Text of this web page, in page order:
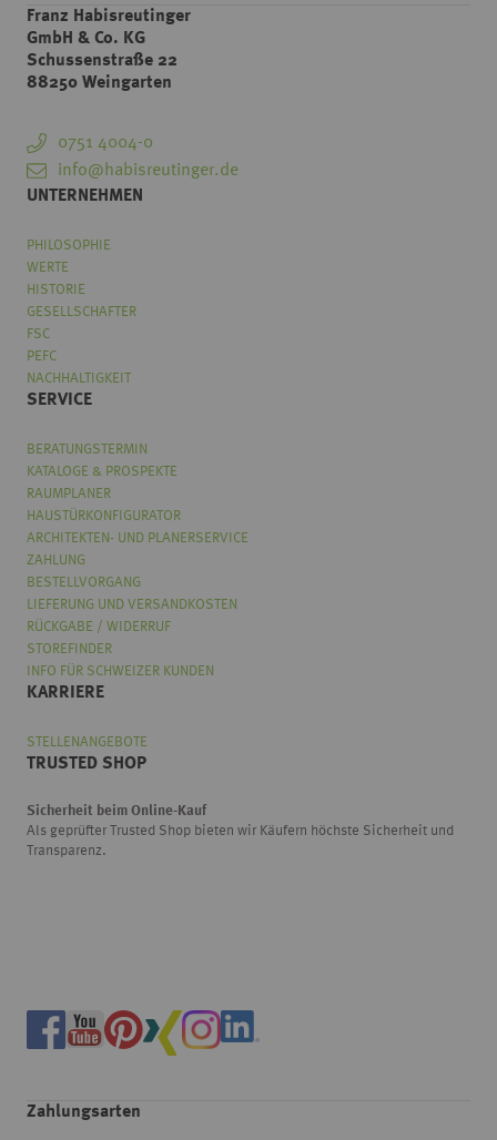
Franz Habisreutinger
GmbH & Co. KG
Schussenstraße 22
88250 Weingarten
0751 4004-0
info@habisreutinger.de
UNTERNEHMEN
PHILOSOPHIE
WERTE
HISTORIE
GESELLSCHAFTER
FSC
PEFC
NACHHALTIGKEIT
SERVICE
BERATUNGSTERMIN
KATALOGE & PROSPEKTE
RAUMPLANER
HAUSTÜRKONFIGURATOR
ARCHITEKTEN- UND PLANERSERVICE
ZAHLUNG
BESTELLVORGANG
LIEFERUNG UND VERSANDKOSTEN
RÜCKGABE / WIDERRUF
STOREFINDER
INFO FÜR SCHWEIZER KUNDEN
KARRIERE
STELLENANGEBOTE
TRUSTED SHOP
Sicherheit beim Online-Kauf
Als geprüfter Trusted Shop bieten wir Käufern höchste Sicherheit und
Transparenz.
Zahlungsarten